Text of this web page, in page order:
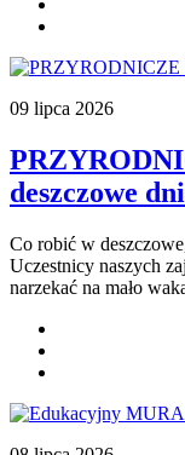
09 lipca 2026
deszczowe
Co robić w
Uczestnicy naszych
narzekać na mało